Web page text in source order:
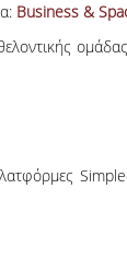
Business &
ομάδας